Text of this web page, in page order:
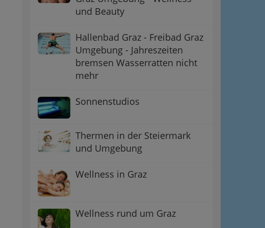
und Beauty
Hallenbad Graz - Freibad Graz
Umgebung - Jahreszeiten
bremsen Wasserratten nicht
mehr
Sonnenstudios
Thermen in der Steiermark
und Umgebung
Wellness in Graz
Wellness rund um Graz